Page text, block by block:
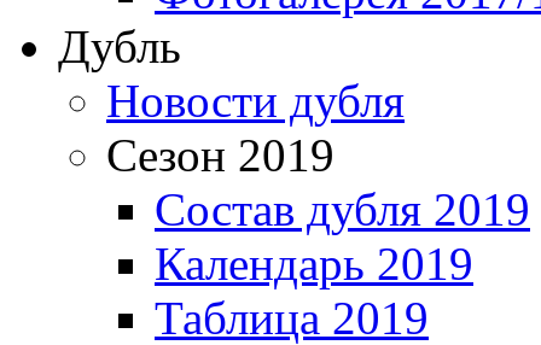
Дубль
Новости дубля
Сезон 2019
Состав дубля 2019
Календарь 2019
Таблица 2019